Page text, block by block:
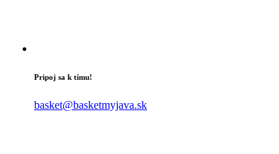
Pripoj sa k tímu!
basket@basketmyjava.sk